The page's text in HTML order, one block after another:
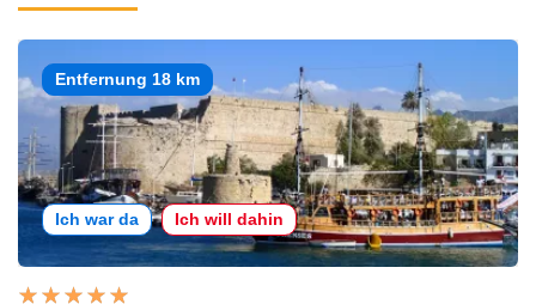
Entfernung 18 km
Ich war da Ich will dahin